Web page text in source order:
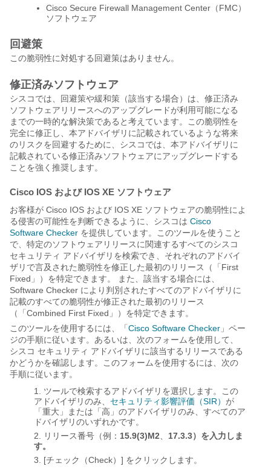
Cisco Secure Firewall Management Center（FMC）
ソフトウェア
回避策
この脆弱性に対処する回避策はありません。
修正済みソフトウェア
シスコでは、回避策や緩和策（該当する場合）は、修正済み
ソフトウェアリリースへのアップグレードが利用可能になる
までの一時的な解決策であると考えています。この脆弱性を
完全に修正し、本アドバイザリに記載されているような将来
のリスクを回避するために、シスコでは、本アドバイザリに
記載されている修正済みソフトウェアにアップグレードする
ことを強く推奨します。
Cisco IOS および IOS XE ソフトウェア
お客様が Cisco IOS および IOS XE ソフトウェアの脆弱性によ
る侵害の可能性を判断できるように、シスコは Cisco
Software Checker を提供しています。このツールを使うこと
で、特定のソフトウェアリリースに関連するすべてのシスコ
セキュリティ アドバイザリを検索でき、それぞれのアドバイ
ザリで言及された脆弱性を修正した最初のリリース（「First
Fixed」）を特定できます。 また、該当する場合には、
Software Checker により判別されたすべてのアドバイザリに
記載のすべての脆弱性が修正された最初のリリース
（「Combined First Fixed」）を特定できます。
このツールを使用するには、「 Cisco Software Checker 」ペー
ジの手順に従います。あるいは、次のフォームを使用して、
シスコ セキュリティ アドバイザリに該当するリリースである
かどうかを確認します。このフォームを使用するには、次の
手順に従います。
ツールで検索するアドバイザリを選択します。この
アドバイザリのみ、 セキュリティ影響評価（SIR） が
「重大」または「高」のアドバイザリのみ、すべてのア
ドバイザリのいずれかです。
リリース番号（例： 15.9(3)M2
17.3.3）を入力しま
す。
[チェック（Check）] をクリックします。